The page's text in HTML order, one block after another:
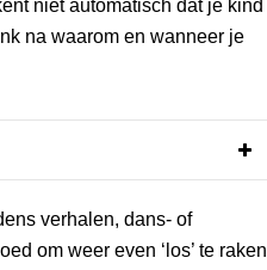
niet automatisch dat je kind
na waarom en wanneer je
verhalen, dans- of
om weer even ‘los’ te raken